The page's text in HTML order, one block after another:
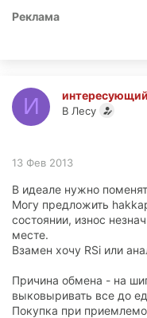
Реклама
И В Лесу
13 Фев 2013
В идеале нужно
Могу предложить
состоянии, износ
месте.
Взамен хочу RSi или
Причина обмена - на
выковыривать все до
Покупка при